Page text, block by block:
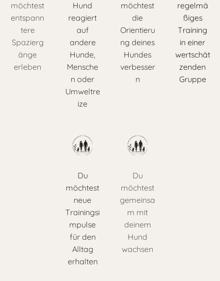
möchtest
entspann
tere
Spazierg
änge
erleben
Hund
reagiert
auf
andere
Hunde,
Mensche
n oder
Umweltre
ize
möchtest
die
Orientieru
ng deines
Hundes
verbesser
n
regelmä
ßiges
Training
in einer
wertschät
zenden
Gruppe
Du
möchtest
neue
Trainingsi
mpulse
für den
Alltag
erhalten
Du
möchtest
gemeinsa
m mit
deinem
Hund
wachsen